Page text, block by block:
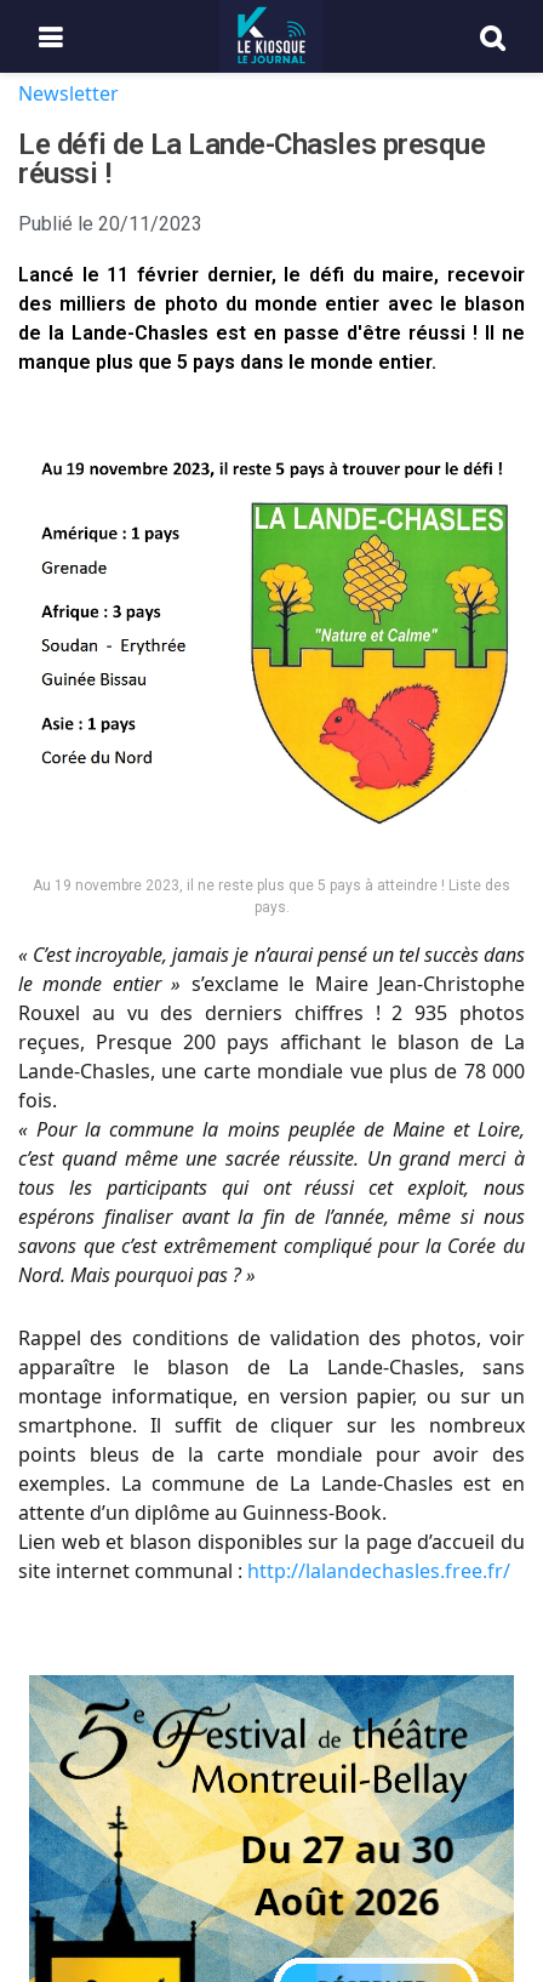
Newsletter
Le défi de La Lande-Chasles presque
réussi !
Publié le 20/11/2023
Lancé le 11 février dernier, le défi du maire, recevoir
des milliers de photo du monde entier avec le blason
de la Lande-Chasles est en passe d'être réussi ! Il ne
manque plus que 5 pays dans le monde entier.
Au 19 novembre 2023, il ne reste plus que 5 pays à atteindre ! Liste des
pays.
« C’est incroyable, jamais je n’aurai pensé un tel succès dans
le monde entier » s’exclame le Maire Jean-Christophe
Rouxel au vu des derniers chiffres ! 2 935 photos
reçues, Presque 200 pays affichant le blason de La
Lande-Chasles, une carte mondiale vue plus de 78 000
fois.
« Pour la commune la moins peuplée de Maine et Loire,
c’est quand même une sacrée réussite. Un grand merci à
tous les participants qui ont réussi cet exploit, nous
espérons finaliser avant la fin de l’année, même si nous
savons que c’est extrêmement compliqué pour la Corée du
Nord. Mais pourquoi pas ? »
Rappel des conditions de validation des photos, voir
apparaître le blason de La Lande-Chasles, sans
montage informatique, en version papier, ou sur un
smartphone. Il suffit de cliquer sur les nombreux
points bleus de la carte mondiale pour avoir des
exemples. La commune de La Lande-Chasles est en
attente d’un diplôme au Guinness-Book.
Lien web et blason disponibles sur la page d’accueil du
site internet communal : http://lalandechasles.free.fr/